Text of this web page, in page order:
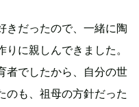
きだったので、一緒に陶
に親しんできました。
者でしたから、自分の世
のも、祖母の方針だった